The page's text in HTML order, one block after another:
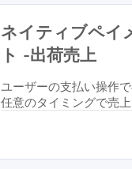
ネイティブペイ
ト -出荷売上
ユーザーの支払い操作
任意のタイミングで売